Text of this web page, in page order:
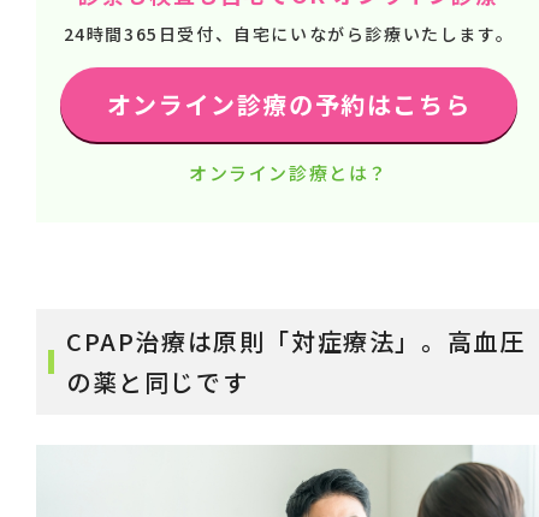
24時間365日受付、自宅にいながら診療いたします。
オンライン診療の予約はこちら
オンライン診療とは？
CPAP治療は原則「対症療法」。高血圧
の薬と同じです